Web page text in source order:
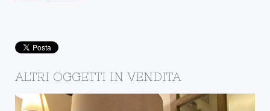
ALTRI OGGETTI IN VENDITA